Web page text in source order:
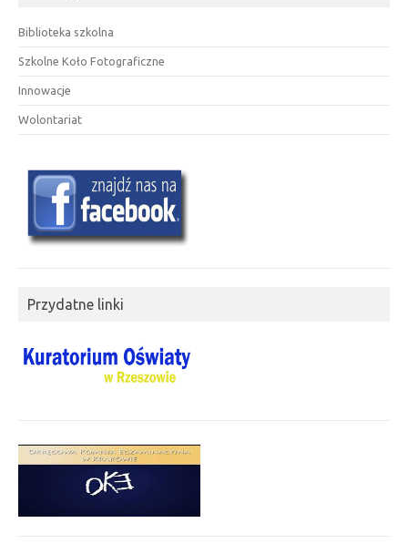
Biblioteka szkolna
Szkolne Koło Fotograficzne
Innowacje
Wolontariat
Przydatne linki